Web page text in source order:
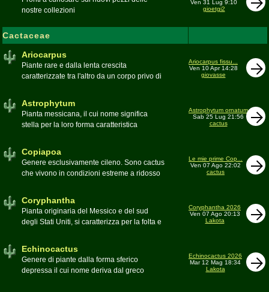
nostre collezioni
Ven 31 Lug 9:10
gioetgi2
Cactaceae
Ariocarpus
Piante rare e dalla lenta crescita
caratterizzate tra l'altro da un corpo privo di
alto rischio di scomparsa in habitat. Amanti
di terricci calcarei e ben drenati
Moderatore
Ariocarpus fissu...
Ven 10 Apr 14:28
giovasse
Astrophytum
Pianta messicana, il cui nome significa
stella per la loro forma caratteristica
Astrophytum ornatum
Sab 25 Lug 21:56
cactus
Copiapoa
Genere esclusivamente cileno. Sono cactus
che vivono in condizioni estreme a ridosso
ModeratoreLuca
Le mie prime Cop...
Ven 07 Ago 22:02
cactus
Coryphantha
Pianta originaria del Messico e del sud
degli Stati Uniti, si caratterizza per la folta e
ànthos (fiore) per via dei suoi fiori che
spuntano sulla cima della pianta
Moderatore
Coryphantha 2026
Ven 07 Ago 20:13
Lakota
Echinocactus
Genere di piante dalla forma sferico
depressa il cui nome deriva dal greco
Echinocactus 2026
Mar 12 Mag 18:34
Lakota